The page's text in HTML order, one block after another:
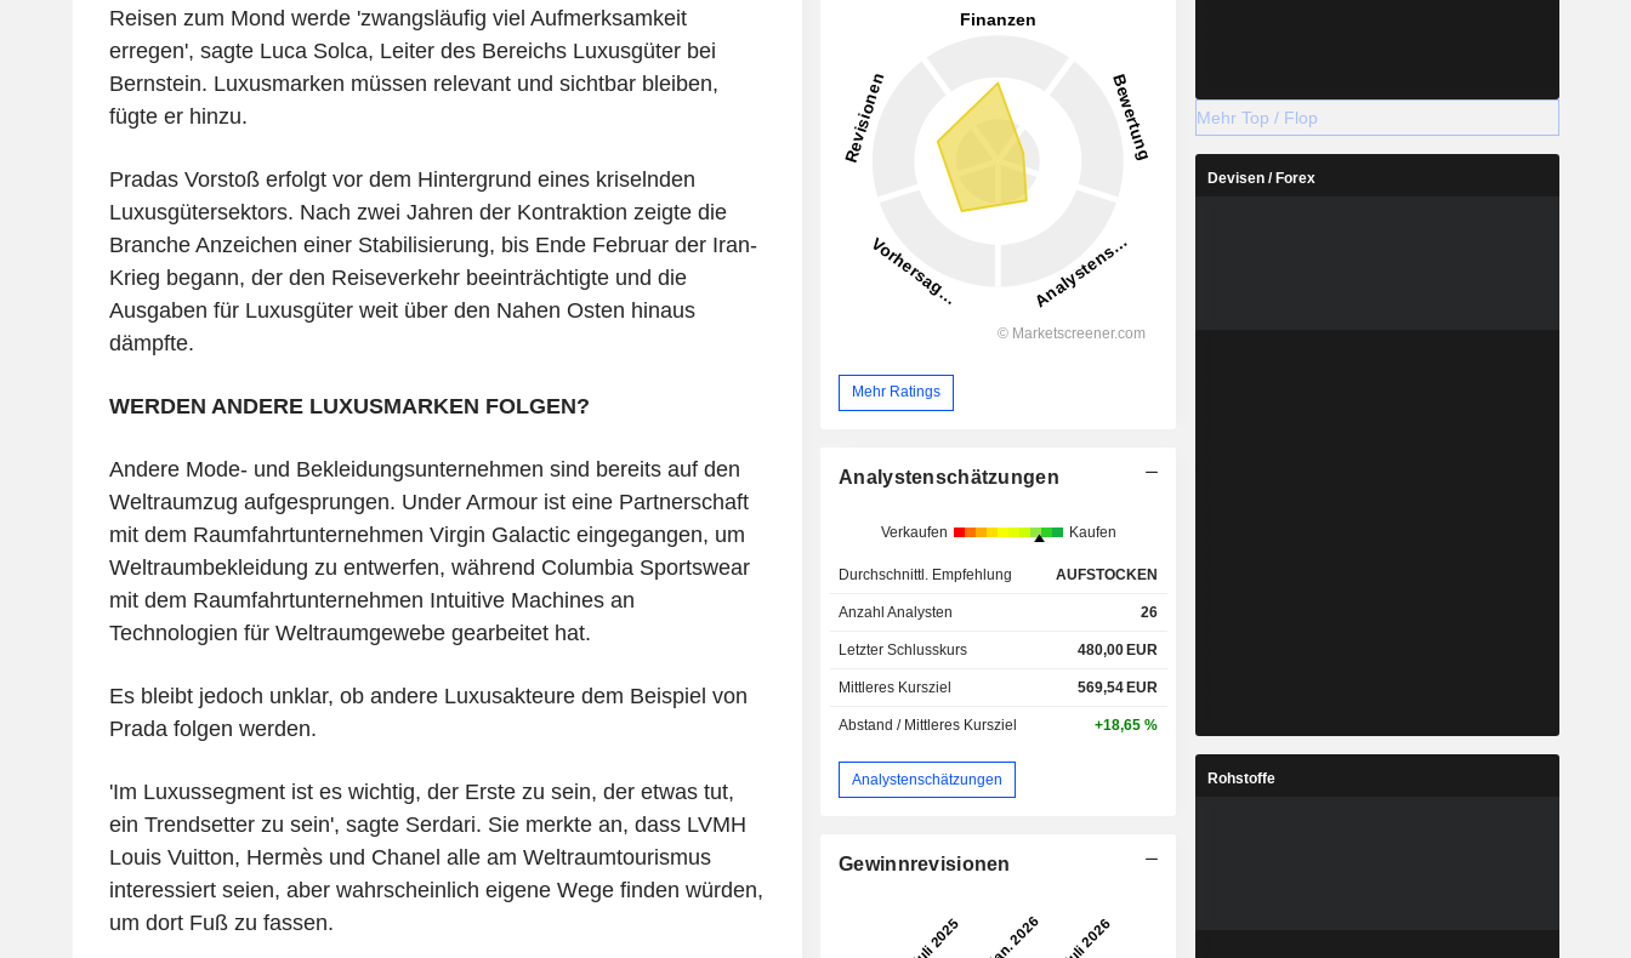
Reisen zum Mond werde 'zwangsläufig viel Aufmerksamkeit
erregen', sagte Luca Solca, Leiter des Bereichs Luxusgüter bei
Bernstein. Luxusmarken müssen relevant und sichtbar bleiben,
fügte er hinzu.
Pradas Vorstoß erfolgt vor dem Hintergrund eines kriselnden
Luxusgütersektors. Nach zwei Jahren der Kontraktion zeigte die
Branche Anzeichen einer Stabilisierung, bis Ende Februar der Iran-
Krieg begann, der den Reiseverkehr beeinträchtigte und die
Ausgaben für Luxusgüter weit über den Nahen Osten hinaus
dämpfte.
WERDEN ANDERE LUXUSMARKEN FOLGEN?
Andere Mode- und Bekleidungsunternehmen sind bereits auf den
Weltraumzug aufgesprungen. Under Armour ist eine Partnerschaft
mit dem Raumfahrtunternehmen Virgin Galactic eingegangen, um
Weltraumbekleidung zu entwerfen, während Columbia Sportswear
mit dem Raumfahrtunternehmen Intuitive Machines an
Technologien für Weltraumgewebe gearbeitet hat.
Es bleibt jedoch unklar, ob andere Luxusakteure dem Beispiel von
Prada folgen werden.
'Im Luxussegment ist es wichtig, der Erste zu sein, der etwas tut,
ein Trendsetter zu sein', sagte Serdari. Sie merkte an, dass LVMH
Louis Vuitton, Hermès und Chanel alle am Weltraumtourismus
interessiert seien, aber wahrscheinlich eigene Wege finden würden,
um dort Fuß zu fassen.
Mehr Ratings
Analystenschätzungen
Verkaufen Kaufen
Durchschnittl. Empfehlung AUFSTOCKEN
Anzahl Analysten 26
Letzter Schlusskurs 480,00 EUR
Mittleres Kursziel 569,54 EUR
Abstand / Mittleres Kursziel +18,65 %
Analystenschätzungen
Gewinnrevisionen
Mehr Top / Flop
Devisen / Forex
Rohstoffe